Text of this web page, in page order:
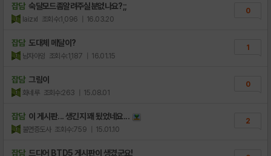
잡담 숙달모드좀알려주실분없나요?;;
IaizxI 조회수:1,096 | 16.03.20
0
잡담 도대체 메달이?
남자아잉 조회수:1,187 | 16.01.15
1
잡담 그림이
화네루 조회수:263 | 15.08.01
0
잡담 이 게시판... 생긴지 꽤 됬었네요...
불면증도사 조회수:759 | 15.01.10
2
잡담 드디어 BTD5 게시판이 생겼군요!